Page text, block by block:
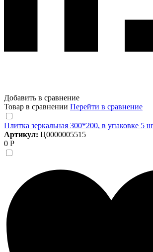
Добавить в сравнение
Товар в сравнении Перейти в сравнение
Плитка зеркальная 300*200, в упаковке 5
Артикул: Ц0000005515
0 Р